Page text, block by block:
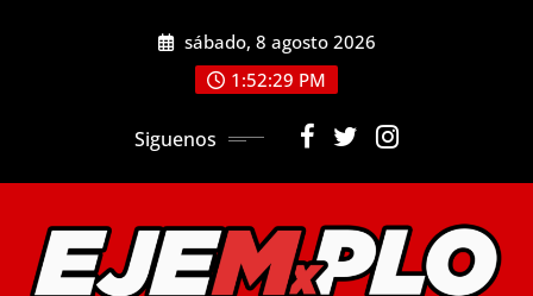
sábado, 8 agosto 2026
1:52:31 PM
Siguenos